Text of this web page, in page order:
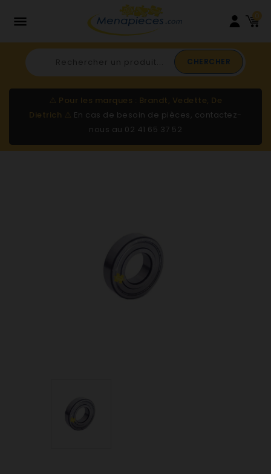
 0
CHERCHER
⚠️ Pour les marques : Brandt, Vedette, De
Dietrich ⚠️ En cas de besoin de pièces, contactez-
nous au 02 41 65 37 52